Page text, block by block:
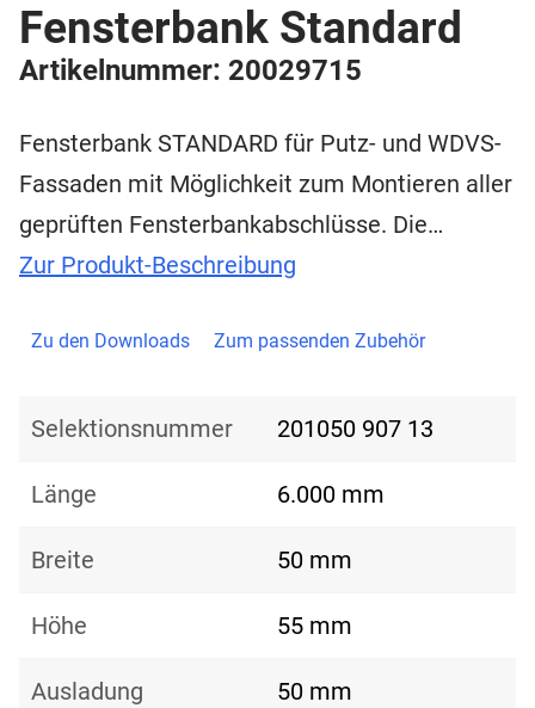
Fensterbank Standard
Artikelnummer: 20029715
Fensterbank STANDARD für Putz- und WDVS-
Fassaden mit Möglichkeit zum Montieren aller
geprüften Fensterbankabschlüsse. Die…
Zur Produkt-Beschreibung
Zu den Downloads Zum passenden Zubehör
Selektionsnummer 201050 907 13
Länge 6.000 mm
Breite 50 mm
Höhe 55 mm
Ausladung 50 mm